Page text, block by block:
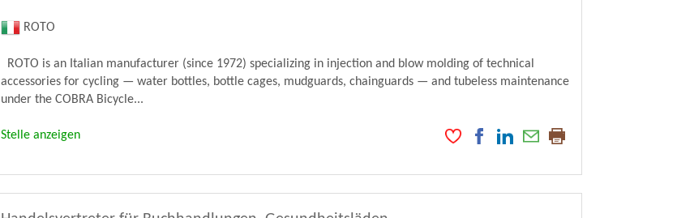
ROTO
ROTO is an Italian manufacturer (since 1972) specializing in injection and blow molding of technical
accessories for cycling — water bottles, bottle cages, mudguards, chainguards — and tubeless maintenance
under the COBRA Bicycle...
Stelle anzeigen